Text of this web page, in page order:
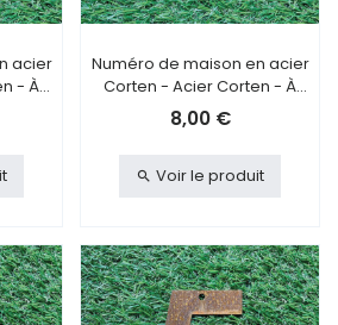
acier
- À
Numéro de maison en acier
Corten - Acier Corten - À
coller - 4
8,00 €
Voir le produit